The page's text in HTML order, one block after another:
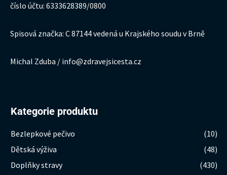
číslo účtu: 6333628389/0800
Spisová značka: C 87144 vedená u Krajského soudu v Brně
Michal Zduba / info@zdravejsicesta.cz
Kategorie produktu
Bezlepkové pečivo
(10)
Dětská výživa
(48)
Doplňky stravy
(430)